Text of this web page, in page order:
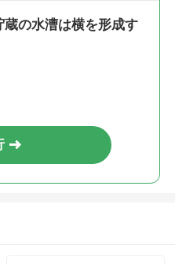
蔵の水漕は横を形成す